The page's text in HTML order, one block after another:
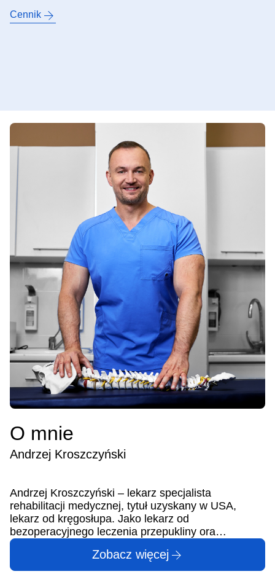
Cennik
O mnie
Andrzej Kroszczyński
Andrzej Kroszczyński – lekarz specjalista
rehabilitacji medycznej, tytuł uzyskany w USA,
lekarz od kręgosłupa. Jako lekarz od
bezoperacyjnego leczenia przepukliny ora…
Zobacz więcej